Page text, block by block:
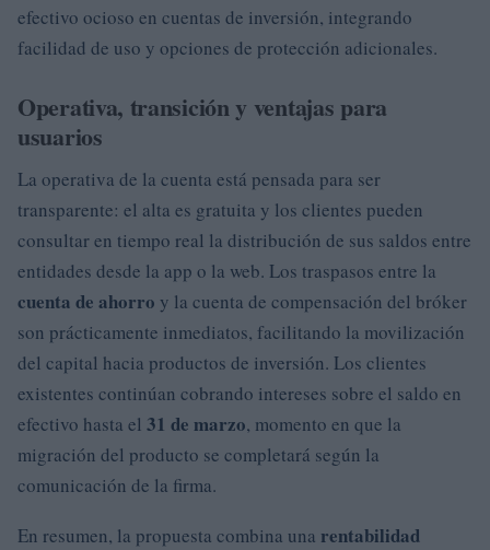
efectivo ocioso en cuentas de inversión, integrando
facilidad de uso y opciones de protección adicionales.
Operativa, transición y ventajas para
usuarios
La operativa de la cuenta está pensada para ser
transparente: el alta es gratuita y los clientes pueden
consultar en tiempo real la distribución de sus saldos entre
entidades desde la app o la web. Los traspasos entre la
cuenta de ahorro y la cuenta de compensación del bróker
son prácticamente inmediatos, facilitando la movilización
del capital hacia productos de inversión. Los clientes
existentes continúan cobrando intereses sobre el saldo en
efectivo hasta el 31 de marzo, momento en que la
migración del producto se completará según la
comunicación de la firma.
En resumen, la propuesta combina una rentabilidad